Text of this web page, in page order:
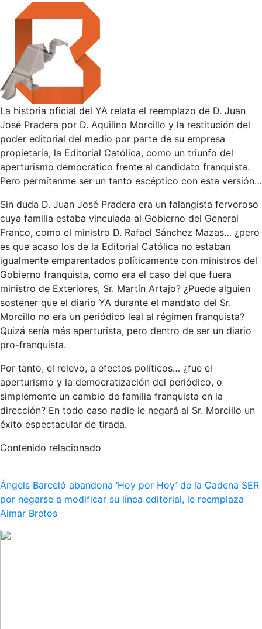
La historia oficial del YA relata el reemplazo de D. Juan
José Pradera por D. Aquilino Morcillo y la restitución del
poder editorial del medio por parte de su empresa
propietaria, la Editorial Católica, como un triunfo del
aperturismo democrático frente al candidato franquista.
Pero permítanme ser un tanto escéptico con esta versión…
Sin duda D. Juan José Pradera era un falangista fervoroso
cuya familia estaba vinculada al Gobierno del General
Franco, como el ministro D. Rafael Sánchez Mazas… ¿pero
es que acaso los de la Editorial Católica no estaban
igualmente emparentados políticamente con ministros del
Gobierno franquista, como era el caso del que fuera
ministro de Exteriores, Sr. Martín Artajo? ¿Puede alguien
sostener que el diario YA durante el mandato del Sr.
Morcillo no era un periódico leal al régimen franquista?
Quizá sería más aperturista, pero dentro de ser un diario
pro-franquista.
Por tanto, el relevo, a efectos políticos… ¿fue el
aperturismo y la democratización del periódico, o
simplemente un cambio de familia franquista en la
dirección? En todo caso nadie le negará al Sr. Morcillo un
éxito espectacular de tirada.
Contenido relacionado
Ángels Barceló abandona ‘Hoy por Hoy’ de la Cadena SER
por negarse a modificar su línea editorial, le reemplaza
Aimar Bretos